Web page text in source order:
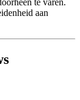
te varen.
aan